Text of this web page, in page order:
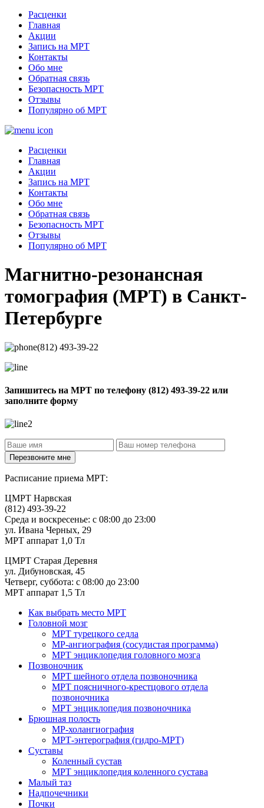
Расценки
Главная
Акции
Запись на МРТ
Контакты
Обо мне
Обратная связь
Безопасность МРТ
Отзывы
Популярно об МРТ
Расценки
Главная
Акции
Запись на МРТ
Контакты
Обо мне
Обратная связь
Безопасность МРТ
Отзывы
Популярно об МРТ
Магнитно-резонансная
томография (МРТ) в Санкт-
Петербурге
(812) 493-39-22
Запишитесь на МРТ по телефону (812) 493-39-22 или
заполните форму
Расписание приема МРТ:
ЦМРТ Нарвская
(812) 493-39-22
Среда и воскресенье: с 08:00 до 23:00
ул. Ивана Черных, 29
МРТ аппарат 1,0 Тл
ЦМРТ Старая Деревня
ул. Дибуновская, 45
Четверг, суббота: с 08:00 до 23:00
МРТ аппарат 1,5 Тл
Как выбрать место МРТ
Головной мозг
МРТ турецкого седла
МР-ангиография (сосудистая программа)
МРТ энциклопедия головного мозга
Позвоночник
МРТ шейного отдела позвоночника
МРТ поясничного-крестцового отдела
позвоночника
МРТ энциклопедия позвоночника
Брюшная полость
МР-холангиография
МРТ-энтерография (гидро-МРТ)
Суставы
Коленный сустав
МРТ энциклопедия коленного сустава
Малый таз
Надпочечники
Почки